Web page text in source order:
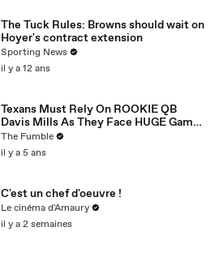
The Tuck Rules: Browns should wait on
Hoyer's contract extension
Sporting News
il y a 12 ans
Texans Must Rely On ROOKIE QB
Davis Mills As They Face HUGE Game
Against The Panthers: TNF Preview
The Fumble
il y a 5 ans
C'est un chef d'oeuvre !
Le cinéma d'Amaury
il y a 2 semaines